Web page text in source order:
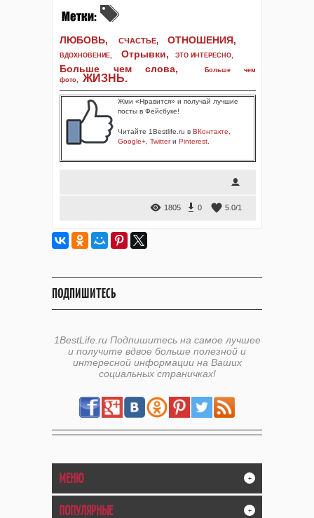
ЛЮБОВЬ, СЧАСТЬЕ, ОТНОШЕНИЯ,
ВДОХНОВЕНИЕ, Отрывки, ЭТО ИНТЕРЕСНО,
Больше чем слова,
Больше чем
фото, ЖИЗНЬ.
Жми «Нравится» и получай лучшие
посты в Фейсбуке!
Читайте 1Bestlife.ru в ВКонтакте
Google+ Twitterи Pinterest
1805 0 5.0/1
ПОДПИШИТЕСЬ
1BestLife.ru Подпишитесь на самое лучшее
и получите вдвое больше полезной и
интересной информации на Ваших
социальных страничках!
МЕНЮ +
ПОПУЛЯРНЫЕ +